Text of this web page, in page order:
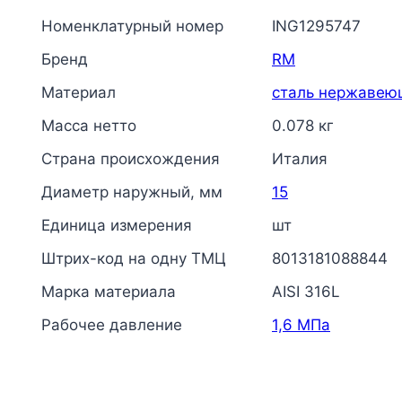
Номенклатурный номер
ING1295747
Бренд
RM
Материал
сталь
Масса нетто
0.078 кг
Страна происхождения
Италия
Диаметр наружный, мм
15
Единица измерения
шт
Штрих-код на одну ТМЦ
8013181088844
Марка материала
AISI 316L
Рабочее давление
1,6 МПа